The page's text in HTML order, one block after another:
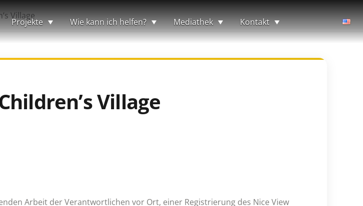
Projekte Wie kann ich helfen? Mediathek Kontakt
Village
Village
Arbeit der Verantwortlichen vor Ort, einer Registrierung des Nice View